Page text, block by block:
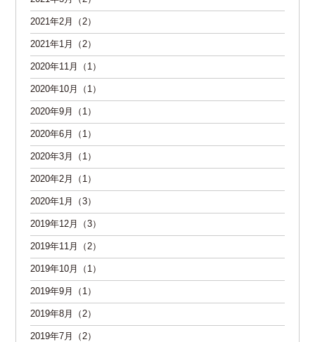
2021年2月（2）
2021年1月（2）
2020年11月（1）
2020年10月（1）
2020年9月（1）
2020年6月（1）
2020年3月（1）
2020年2月（1）
2020年1月（3）
2019年12月（3）
2019年11月（2）
2019年10月（1）
2019年9月（1）
2019年8月（2）
2019年7月（2）